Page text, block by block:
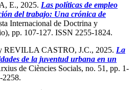
E., 2025. Las políticas de empleo
del trabajo: Una crónica de
Internacional de Doctrina y
pp. 107-127. ISSN 2255-1824.
CASTRO, J.C., 2025. La
de la juventud urbana en un
de Ciències Socials, no. 51, pp. 1-
2258.